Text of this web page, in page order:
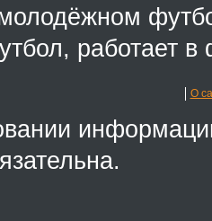
работает
О